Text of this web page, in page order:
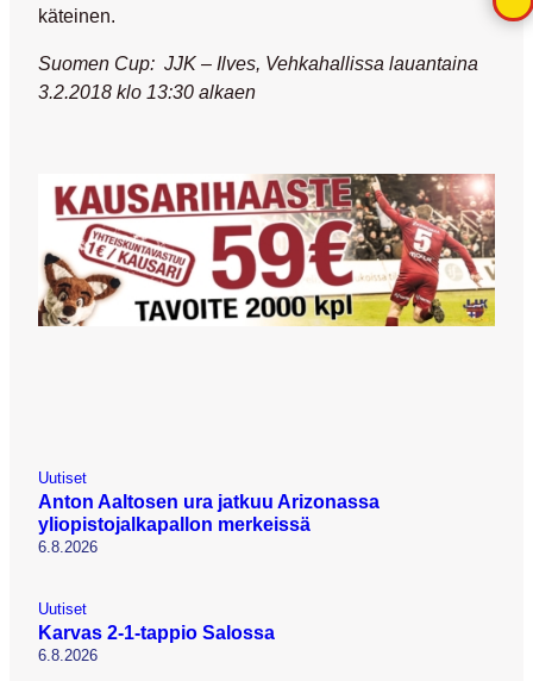
käteinen.
Suomen Cup: JJK – Ilves, Vehkahallissa lauantaina
3.2.2018 klo 13:30 alkaen
Uutiset
Anton Aaltosen ura jatkuu Arizonassa
yliopistojalkapallon merkeissä
6.8.2026
Uutiset
Karvas 2-1-tappio Salossa
6.8.2026